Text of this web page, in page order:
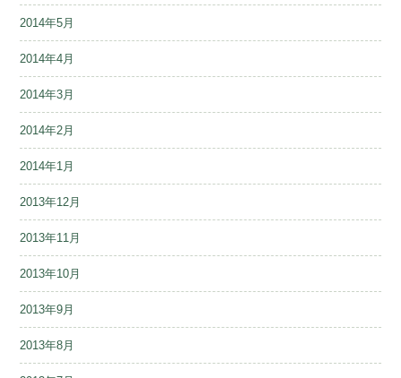
2014年5月
2014年4月
2014年3月
2014年2月
2014年1月
2013年12月
2013年11月
2013年10月
2013年9月
2013年8月